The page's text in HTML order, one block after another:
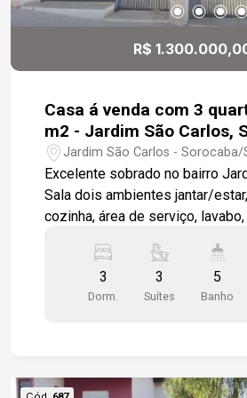
família. agende já sua visita.
R$
Casa á venda com 3
m2 - Jardim São Carlos,
Jardim São Carlos - Sorocaba/
Excelente sobrado no bairro
Sala dois ambientes jantar/
cozinha, área de serviço,
despensa, banheiro área
de garagem sendo 2 cobertas.
ambientes com armários
3
Dorm.
3
Suítes
5
Banho